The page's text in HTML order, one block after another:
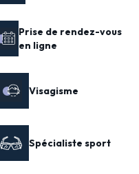
Prise de rendez-vous
en ligne
Visagisme
Spécialiste sport